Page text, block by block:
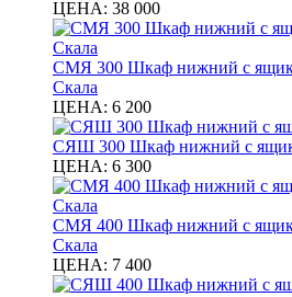
ЦЕНА: 38 000
СМЯ 300 Шкаф нижний с
Скала
ЦЕНА: 6 200
СЯШ 300 Шкаф нижний с
ЦЕНА: 6 300
СМЯ 400 Шкаф нижний с
Скала
ЦЕНА: 7 400